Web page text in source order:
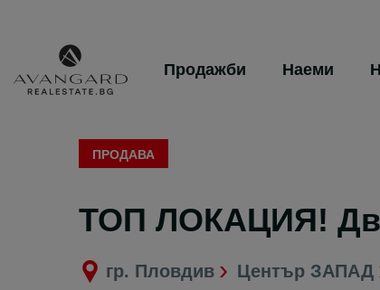
Продажби Наеми
ПРОДАВА
ТОП ЛОКАЦИЯ!
гр. Пловдив Център ЗАПАД